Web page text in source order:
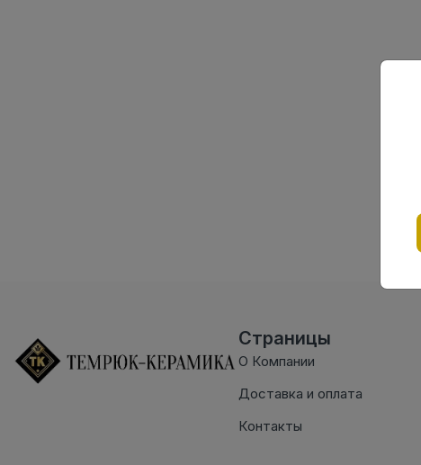
Страницы
О Компании
Доставка и оплата
Контакты